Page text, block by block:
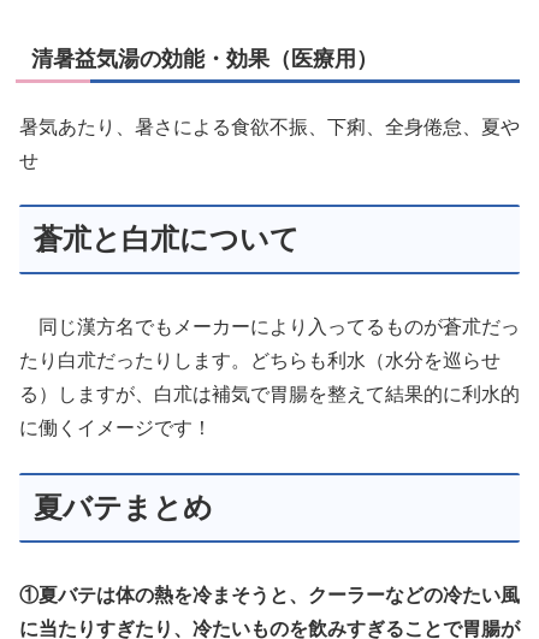
清暑益気湯の効能・効果（医療用）
暑気あたり、暑さによる食欲不振、下痢、全身倦怠、夏や
せ
蒼朮と白朮について
同じ漢方名でもメーカーにより入ってるものが蒼朮だっ
たり白朮だったりします。どちらも利水（水分を巡らせ
る）しますが、白朮は補気で胃腸を整えて結果的に利水的
に働くイメージです！
夏バテまとめ
①夏バテは体の熱を冷まそうと、クーラーなどの冷たい風
に当たりすぎたり、冷たいものを飲みすぎることで胃腸が